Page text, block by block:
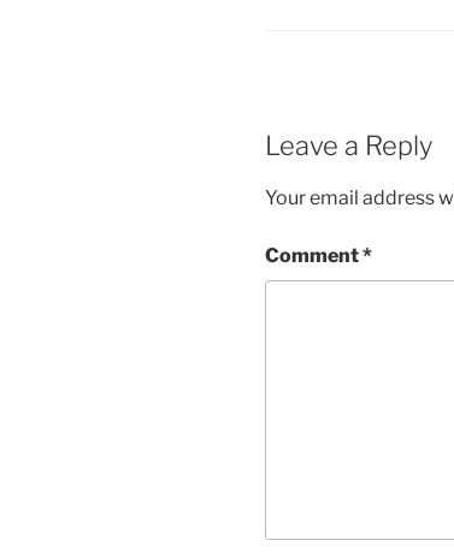
Leave a Reply
Your email address
Comment*